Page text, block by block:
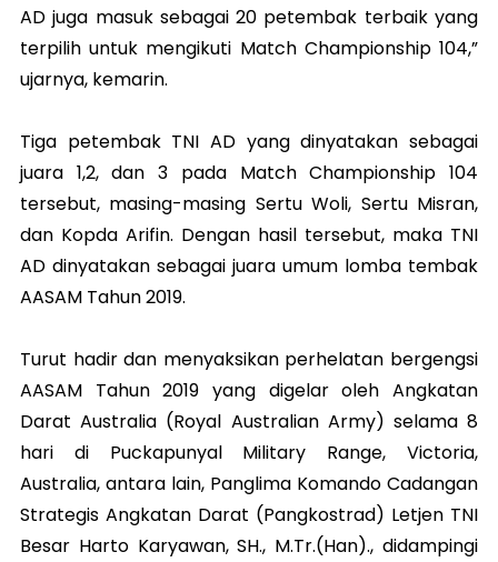
AD juga masuk sebagai 20 petembak terbaik yang
terpilih untuk mengikuti Match Championship 104,”
ujarnya, kemarin.
Tiga petembak TNI AD yang dinyatakan sebagai
juara 1,2, dan 3 pada Match Championship 104
tersebut, masing-masing Sertu Woli, Sertu Misran,
dan Kopda Arifin. Dengan hasil tersebut, maka TNI
AD dinyatakan sebagai juara umum lomba tembak
AASAM Tahun 2019.
Turut hadir dan menyaksikan perhelatan bergengsi
AASAM Tahun 2019 yang digelar oleh Angkatan
Darat Australia (Royal Australian Army) selama 8
hari di Puckapunyal Military Range, Victoria,
Australia, antara lain, Panglima Komando Cadangan
Strategis Angkatan Darat (Pangkostrad) Letjen TNI
Besar Harto Karyawan, SH., M.Tr.(Han)., didampingi